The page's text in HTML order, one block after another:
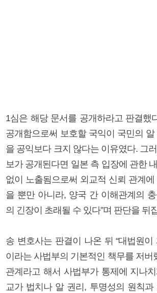
1심은 해당 문서를 공개하라고 판결했
공개함으로써 보호할 국익이 국민의
을 공익보다 크지 않다는 이유였다. 그
보가 공개된다면 일본 측 입장에 관한
없이 노출됨으로써 외교적 신뢰 관계
을 뿐만 아니라, 양국 간 이해관계의
의 긴장이 초래될 수 있다”며 판단을 뒤
송 변호사는 판결이 나온 뒤 “대법원
이라는 사법부의 기본적인 책무를 저버
관계라고 해서 사법부가 통제에 지나
교가 법치나 알 권리, 투명성의 원칙과